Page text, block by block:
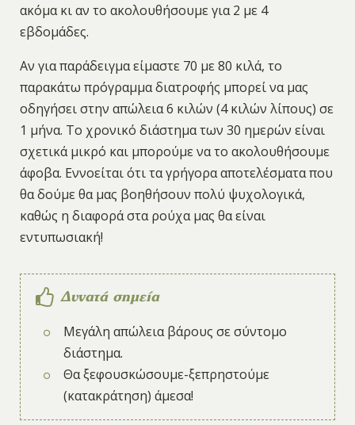
ακόμα κι αν το ακολουθήσουμε για 2 με 4
εβδομάδες.
Αν για παράδειγμα είμαστε 70 με 80 κιλά, το
παρακάτω πρόγραμμα διατροφής μπορεί να μας
οδηγήσει στην απώλεια 6 κιλών (4 κιλών λίπους) σε
1 μήνα. Το χρονικό διάστημα των 30 ημερών είναι
σχετικά μικρό και μπορούμε να το ακολουθήσουμε
άφοβα. Εννοείται ότι τα γρήγορα αποτελέσματα που
θα δούμε θα μας βοηθήσουν πολύ ψυχολογικά,
καθώς η διαφορά στα ρούχα μας θα είναι
εντυπωσιακή!
Δυνατά σημεία
Μεγάλη απώλεια βάρους σε σύντομο
διάστημα.
Θα ξεφουσκώσουμε-ξεπρηστούμε
(κατακράτηση) άμεσα!